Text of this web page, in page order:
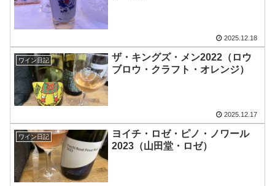
2025.12.18
ワイン日記
ザ・キングズ・メン2022（ロウ
ブロウ・クラフト・オレンジ）
2025.12.17
ワイン日記
ヨイチ・ロゼ・ピノ・ノワール
2023（山田堂・ロゼ）